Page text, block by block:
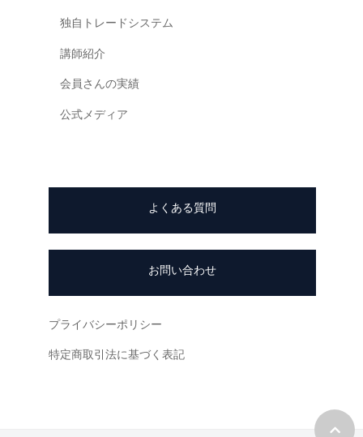
独自トレードシステム
講師紹介
会員さんの実績
公式メディア
よくある質問
お問い合わせ
プライバシーポリシー
特定商取引法に基づく表記